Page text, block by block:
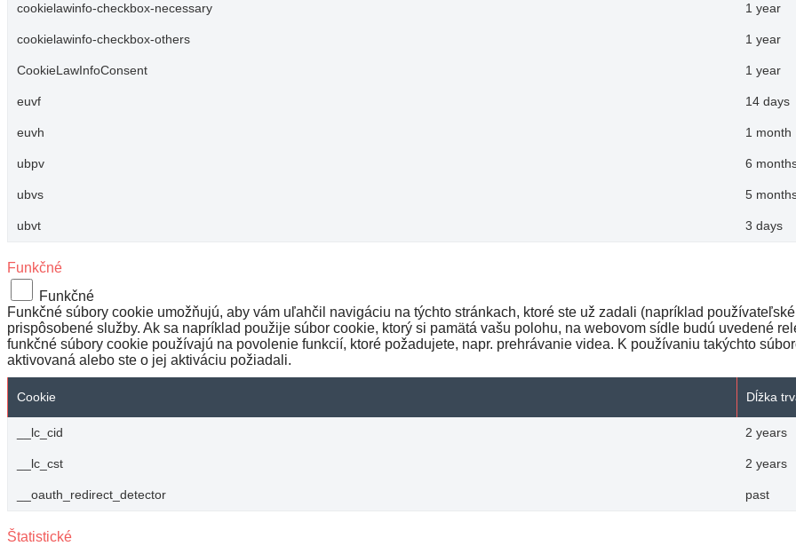
cookielawinfo-checkbox-necessary 1 year
cookielawinfo-checkbox-others 1 year
CookieLawInfoConsent 1 year
euvf 14 days
euvh 1 month
ubpv 6
ubvs 5
ubvt 3 days
Funkčné
Funkčné
Funkčné súbory cookie umožňujú, aby vám uľahčil navigáciu na týchto stránkach, ktoré ste už zadali (napríklad
prispôsobené služby. Ak sa napríklad použije súbor cookie, ktorý si pamätá vašu polohu, na webovom sídle budú uvedené
funkčné súbory cookie používajú na povolenie funkcií, ktoré požadujete, napr. prehrávanie videa. K používaniu takýchto
aktivovaná alebo ste o jej aktiváciu požiadali.
Cookie Dĺžka
__lc_cid 2 years
__lc_cst 2 years
__oauth_redirect_detector past
Štatistické